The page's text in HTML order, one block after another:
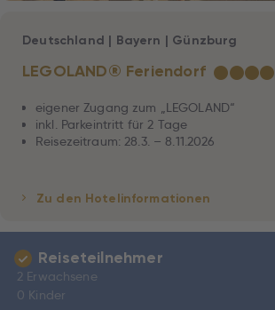
LEGOLAND® Feriendorf ★★★★
Deutschland | Bayern | Günzburg
eigener Zugang zum „LEGOLAND“
inkl. Parkeintritt für 2 Tage
Reisezeitraum: 28.3. – 8.11.2026
Zu den Hotelinformationen
Reiseteilnehmer
2 Erwachsene
0 Kinder